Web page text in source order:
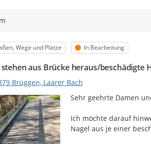
Wege und Plätze Status
In Bearbeitung
stehen aus Brücke heraus/beschädigte
Brüggen, Laarer Bach
Sehr geehrte Damen
Ich möchte darauf
Nagel aus je einer